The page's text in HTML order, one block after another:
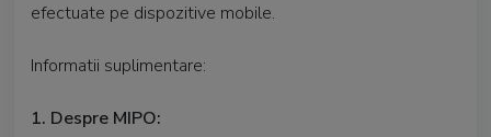
efectuate pe dispozitive mobile.
Informatii suplimentare:
1. Despre MIPO: